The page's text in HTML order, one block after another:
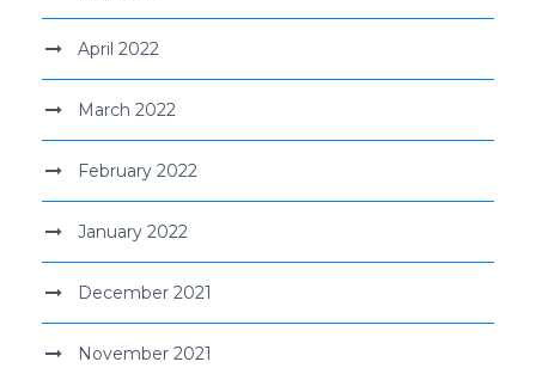
April 2022
March 2022
February 2022
January 2022
December 2021
November 2021